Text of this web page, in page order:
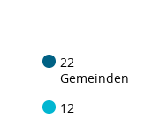
22
Gemeinden
12